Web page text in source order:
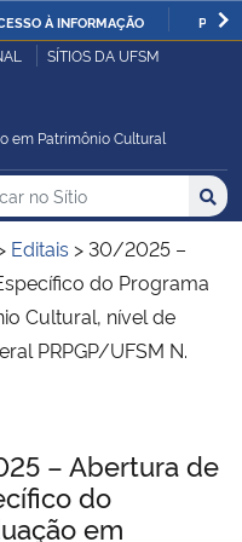
À INFORMAÇÃO
SÍTIOS DA UFSM
em Patrimônio Cultural
no no Sítio
Editais >30/2025 –
do Programa
Cultural, nível de
PRPGP/UFSM N.
– Abertura de
do
em